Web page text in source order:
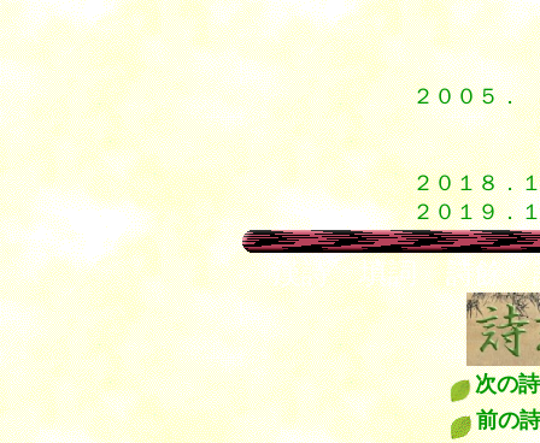
２００５
５．
５．２
２０１８．
２０１９．
漢詩 填詞 詩餘
次の
前の